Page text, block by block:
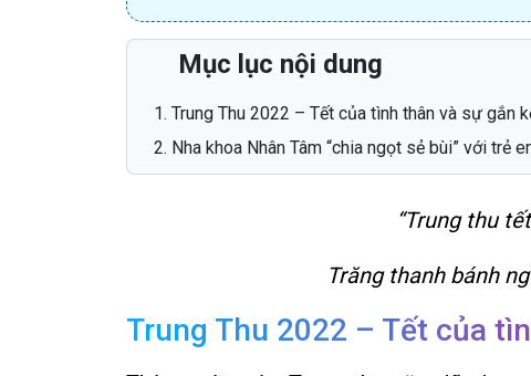
Mục lục nội dung
Trung Thu 2022 – Tết của tình thân và sự gắn
Nha khoa Nhân Tâm “chia ngọt sẻ bùi” với trẻ
“Trung thu
Trăng thanh bánh
Trung Thu 2022 – Tết của